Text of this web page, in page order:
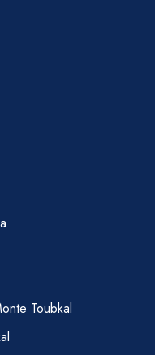
algo de esto
un poco más.
los requisitos
gachas,
en rodajas, atún
fruta, té de menta
pasta, frijoles,
o cordero conh
(los platos
Toubkal